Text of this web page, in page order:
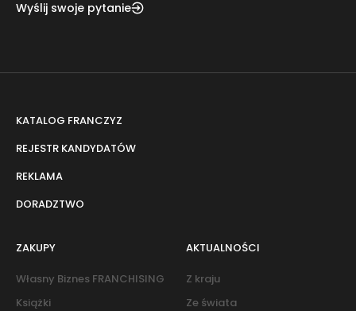
Wyślij swoje pytanie
KATALOG FRANCZYZ
REJESTR KANDYDATÓW
REKLAMA
DORADZTWO
ZAKUPY
Własny Biznes FRANCHISING
Książki
AKTUALNOŚCI
Z kraju
Ze świata